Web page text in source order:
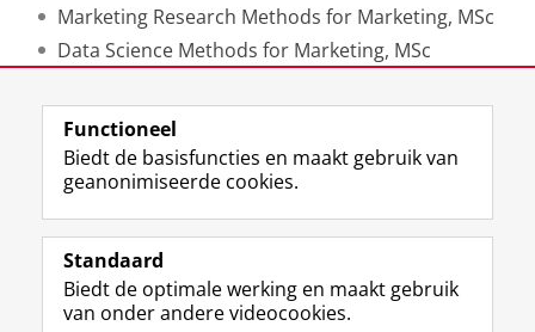
Marketing Research Methods for Marketing, MSc
Data Science Methods for Marketing, MSc
Laatst gewijzigd: 03 april 2025 07:46
Volg de RUG
F
a
e
b
L
i
k
e
R
S
-
f
I
n
t
Y
o
T
Studiekiezers
Functioneel
Biedt de basisfuncties en maakt gebruik van
geanonimiseerde cookies.
Standaard
Biedt de optimale werking en maakt gebruik
van onder andere videocookies.